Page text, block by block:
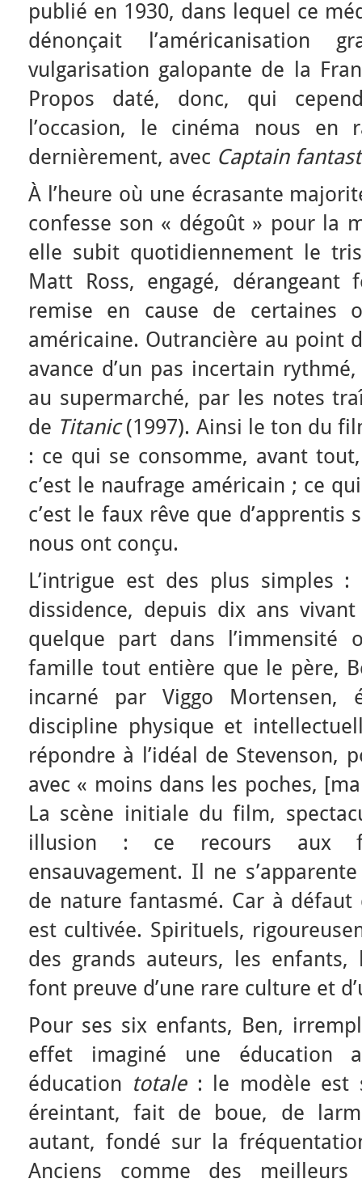
publié en 1930, dans lequel ce
dénonçait l’américanisation
vulgarisation galopante de la
Propos daté, donc, qui
l’occasion, le cinéma nous en
dernièrement, avec Captain
À l’heure où une écrasante
confesse son « dégoût » pour la
elle subit quotidiennement le
Matt Ross, engagé,
remise en cause de certaines
américaine. Outrancière au point
avance d’un pas incertain
au supermarché, par les notes
de Titanic(1997). Ainsi le ton du
: ce qui se consomme, avant
c’est le naufrage américain ; ce
c’est le faux rêve que
nous ont conçu.
L’intrigue est des plus simples
dissidence, depuis dix ans
quelque part dans l’immensité
famille tout entière que le père,
incarné par Viggo Mortensen,
discipline physique et
répondre à l’idéal de Stevenson,
avec « moins dans les poches,
La scène initiale du film,
illusion : ce recours aux
ensauvagement. Il ne
de nature fantasmé. Car à défaut
est cultivée. Spirituels,
des grands auteurs, les enfants,
font preuve d’une rare culture et
Pour ses six enfants, Ben,
effet imaginé une éducation
éducation totale : le modèle est
éreintant, fait de boue, de
autant, fondé sur la
Anciens comme des meilleurs